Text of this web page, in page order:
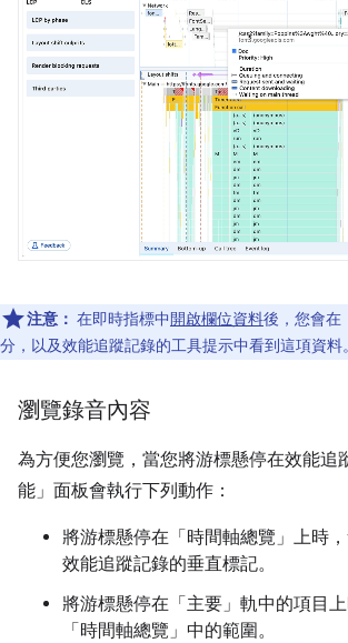
注意： 在即時指標中開啟欄位資料後，您會在
分，以及效能追蹤記錄的工具提示中看到這項資料。
瀏覽錄音內容
為方便您瀏覽，當您將游標懸停在效能追
能」 面板會執行下列動作：
將游標懸停在「時間軸總覽」 上時
效能追蹤記錄的垂直標記。
將游標懸停在「主要」 軌中的項目
「時間軸總覽」 中的範圍。